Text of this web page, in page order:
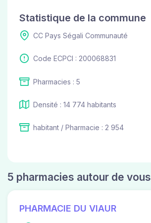
Statistique de la commune
CC Pays Ségali Communauté
Code ECPCI : 200068831
Pharmacies : 5
Densité : 14 774 habitants
habitant / Pharmacie : 2 954
5 pharmacies autour de vous
PHARMACIE DU VIAUR